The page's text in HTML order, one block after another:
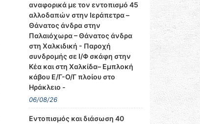
αναφορικά με τον εντοπισμό 45
αλλοδαπών στην Ιεράπετρα –
Θάνατος άνδρα στην
Παλαιόχωρα – Θάνατος άνδρα
στη Χαλκιδική - Παροχή
συνδρομής σε Ι/Φ σκάφη στην
Κέα και στη Χαλκίδα– Εμπλοκή
κάβου Ε/Γ-Ο/Γ πλοίου στο
Ηράκλειο -
06/08/26
Εντοπισμός και διάσωση 40